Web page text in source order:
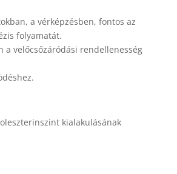
a vérképzésben, fontos az
folyamatát.
a velőcsőzáródási rendellenesség
kialakulásának